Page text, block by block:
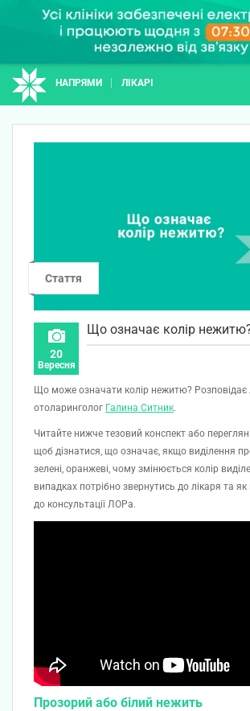
НАПРЯМИ ЛІКАРІ
Стаття
20
Вересня
Що означає колір
Що може означати колір нежитю? Розповідає
отоларинголог Галина Ситник.
Читайте нижче тезовий конспект або
щоб дізнатися, що означає, якщо виділення
зелені, оранжеві, чому змінюється колір
випадках потрібно звернутись до лікаря та як
до консультації ЛОРа.
Прозорий або білий нежить